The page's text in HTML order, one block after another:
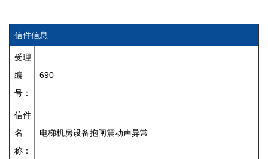
信件信息
受理
编
号：
690
信件
名
称：
电梯机房设备抱闸震动声异常